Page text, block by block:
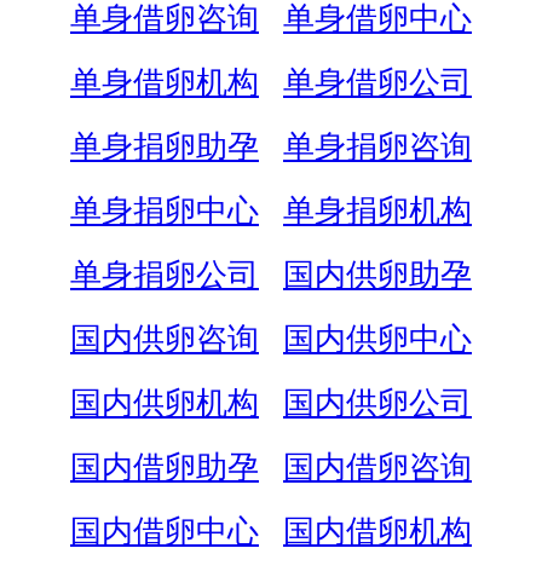
单身借卵咨询
单身借卵中心
单身借卵机构
单身借卵公司
单身捐卵助孕
单身捐卵咨询
单身捐卵中心
单身捐卵机构
单身捐卵公司
国内供卵助孕
国内供卵咨询
国内供卵中心
国内供卵机构
国内供卵公司
国内借卵助孕
国内借卵咨询
国内借卵中心
国内借卵机构